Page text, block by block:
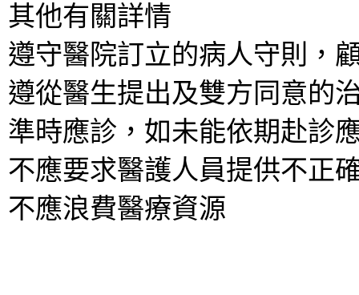
其他有關詳情
遵守醫院訂立的病人守則，
遵從醫生提出及雙方同意的
準時應診，如未能依期赴診
不應要求醫護人員提供不正
不應浪費醫療資源